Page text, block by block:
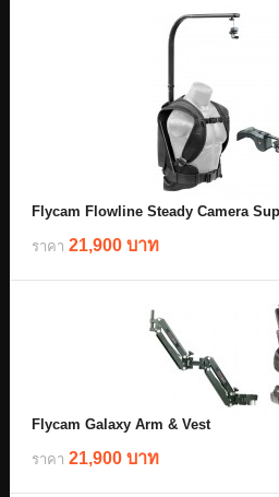
Flycam Flowline Steady Camera
ราคา 21,900 บาท
Flycam Galaxy Arm & Vest
ราคา 21,900 บาท